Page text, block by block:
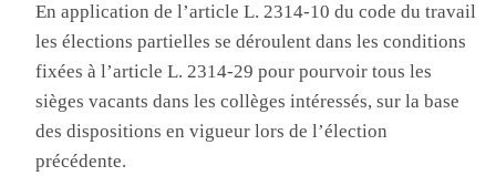
En application de l’article L. 2314-10 du code du travail
les élections partielles se déroulent dans les conditions
fixées à l’article L. 2314-29 pour pourvoir tous les
sièges vacants dans les collèges intéressés, sur la base
des dispositions en vigueur lors de l’élection
précédente.